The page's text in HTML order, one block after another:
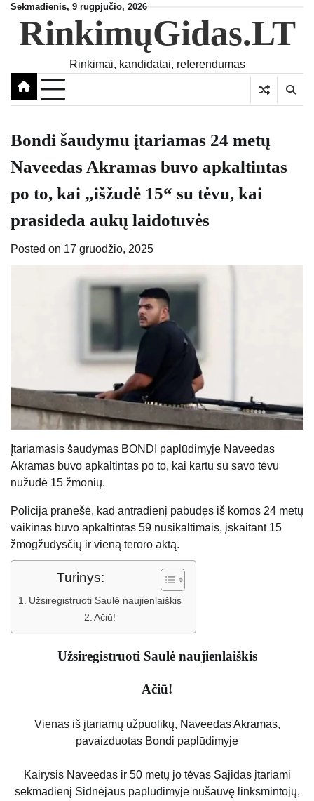
Skip
content
Sekmadienis, 9 rugpjūčio, 2026
RinkimųGidas.LT
Rinkimai, kandidatai, referendumas
Bondi šaudymu įtariamas 24 metų
Naveedas Akramas buvo apkaltintas
po to, kai „išžudė 15“ su tėvu, kai
prasideda aukų laidotuvės
Posted on 17 gruodžio, 2025
Įtariamasis šaudymas BONDI paplūdimyje Naveedas
Akramas buvo apkaltintas po to, kai kartu su savo tėvu
nužudė 15 žmonių.
Policija pranešė, kad antradienį pabudęs iš komos 24 metų
vaikinas buvo apkaltintas 59 nusikaltimais, įskaitant 15
žmogžudysčių ir vieną teroro aktą.
Turinys:
Užsiregistruoti Saulė naujienlaiškis
Ačiū!
Užsiregistruoti Saulėnaujienlaiškis
Ačiū!
Vienas iš įtariamų užpuolikų, Naveedas Akramas,
pavaizduotas Bondi paplūdimyje
Kairysis Naveedas ir 50 metų jo tėvas Sajidas įtariami
sekmadienį Sidnėjaus paplūdimyje nušauvę linksmintojų,